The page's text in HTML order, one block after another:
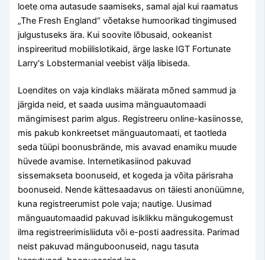
loete oma autasude saamiseks, samal ajal kui raamatus
„The Fresh England“ võetakse humoorikad tingimused
julgustuseks ära. Kui soovite lõbusaid, ookeanist
inspireeritud mobiilislotikaid, ärge laske IGT Fortunate
Larry's Lobstermanial veebist välja libiseda.
Loendites on vaja kindlaks määrata mõned sammud ja
järgida neid, et saada uusima mänguautomaadi
mängimisest parim algus. Registreeru online-kasiinosse,
mis pakub konkreetset mänguautomaati, et taotleda
seda tüüpi boonusbrände, mis avavad enamiku muude
hüvede avamise. Internetikasiinod pakuvad
sissemakseta boonuseid, et kogeda ja võita pärisraha
boonuseid. Nende kättesaadavus on täiesti anonüümne,
kuna registreerumist pole vaja; nautige. Uusimad
mänguautomaadid pakuvad isiklikku mängukogemust
ilma registreerimisliiduta või e-posti aadressita. Parimad
neist pakuvad mänguboonuseid, nagu tasuta